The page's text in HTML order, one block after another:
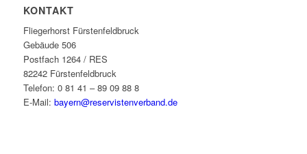
KONTAKT
Fliegerhorst Fürstenfeldbruck
Gebäude 506
Postfach 1264 / RES
82242 Fürstenfeldbruck
Telefon: 0 81 41 – 89 09 88 8
E-Mail: bayern@reservistenverband.de